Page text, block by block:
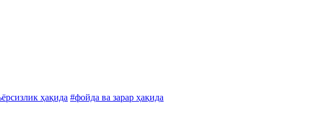
ҳақида #фойда ва зарар ҳақида